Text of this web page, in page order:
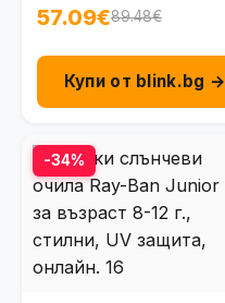
детска рамка за очила
57.09€89.48€
Купи от blink.bg →
-34%